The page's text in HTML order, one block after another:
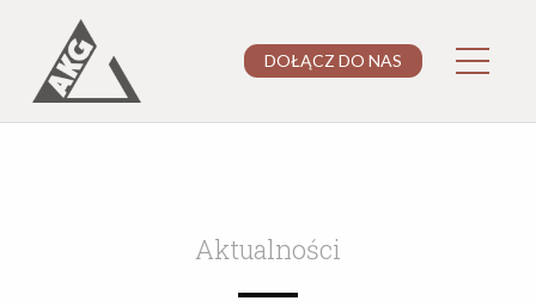
DOŁĄCZ DO NAS
Aktualności